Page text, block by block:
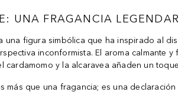
UNA FRAGANCIA
una figura simbólica que ha inspirado al
inconformista. El aroma calmante
cardamomo y la alcaravea añaden un
más que una fragancia; es una